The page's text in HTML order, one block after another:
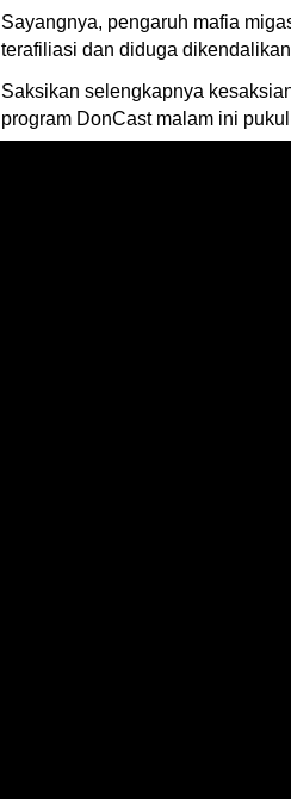
Sayangnya, pengaruh mafia
terafiliasi dan diduga
Saksikan selengkapnya
program DonCast malam ini